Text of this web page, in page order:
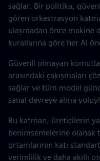
sağlar. Bir politika,
gören orkestrasyon
ulaşmadan önce makine
kurallarına göre her AI
Güvenli olmayan
arasındaki çakışmaları
sağlar ve tüm model
sanal devreye alma
Bu katman, üreticilerin
benimsemelerine olanak
ortamlarının katı
verimlilik ve daha akıllı